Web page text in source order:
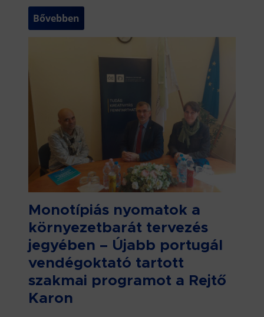
Bővebben
Monotípiás nyomatok a
környezetbarát tervezés
jegyében – Újabb portugál
vendégoktató tartott
szakmai programot a Rejtő
Karon